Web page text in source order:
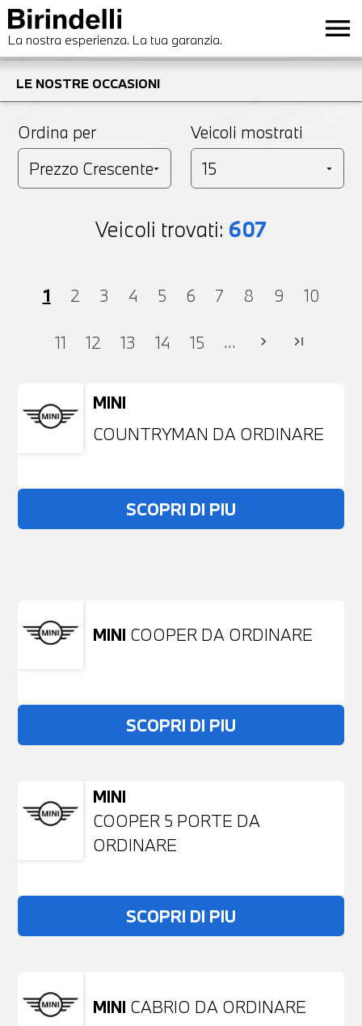
La nostra esperienza. La tua garanzia. menu
LE NOSTRE OCCASIONI
Ordina per Veicoli mostrati
Veicoli trovati: 607
1 2 3 4 5 6 7 8 9 10
11 12 13 14 15 ... chevron_right last_page
MINI
COUNTRYMAN DA ORDINARE
SCOPRI DI PIU
Non stai trovando ciò che cerchi?
MINI COOPER DA ORDINARE
SCOPRI DI PIU
MINI
COOPER 5 PORTE DA
ORDINARE
SCOPRI DI PIU
MINI CABRIO DA ORDINARE